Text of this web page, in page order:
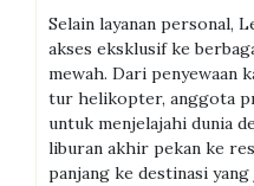
Selain layanan personal,
akses eksklusif ke
mewah. Dari penyewaan
tur helikopter, anggota
untuk menjelajahi dunia
liburan akhir pekan ke
panjang ke destinasi